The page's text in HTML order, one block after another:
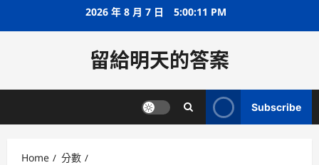
2026 年 8 月 7 日 5:00:12 PM
留給明天的答案
Subscribe
Home
分數